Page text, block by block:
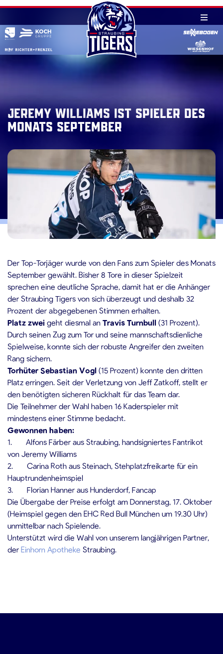
Skip
content
Jeremy Williams ist Spieler des
Monats September
Der Top-Torjäger wurde von den Fans zum Spieler des Monats
September gewählt. Bisher 8 Tore in dieser Spielzeit
sprechen eine deutliche Sprache, damit hat er die Anhänger
der Straubing Tigers von sich überzeugt und deshalb 32
Prozent der abgegebenen Stimmen erhalten.
Platz zwei geht diesmal an Travis Turnbull (31 Prozent).
Durch seinen Zug zum Tor und seine mannschaftsdienliche
Spielweise, konnte sich der robuste Angreifer den zweiten
Rang sichern.
Torhüter Sebastian Vogl (15 Prozent) konnte den dritten
Platz erringen. Seit der Verletzung von Jeff Zatkoff, stellt er
den benötigten sicheren Rückhalt für das Team dar.
Die Teilnehmer der Wahl haben 16 Kaderspieler mit
mindestens einer Stimme bedacht.
Gewonnen haben:
1. Alfons Färber aus Straubing, handsigniertes Fantrikot
von Jeremy Williams
2. Carina Roth aus Steinach, Stehplatzfreikarte für ein
Hauptrundenheimspiel
3. Florian Hanner aus Hunderdorf, Fancap
Die Übergabe der Preise erfolgt am Donnerstag, 17. Oktober
(Heimspiel gegen den EHC Red Bull München um 19.30 Uhr)
unmittelbar nach Spielende.
Unterstützt wird die Wahl von unserem langjährigen Partner,
der Einhorn Apotheke Straubing.